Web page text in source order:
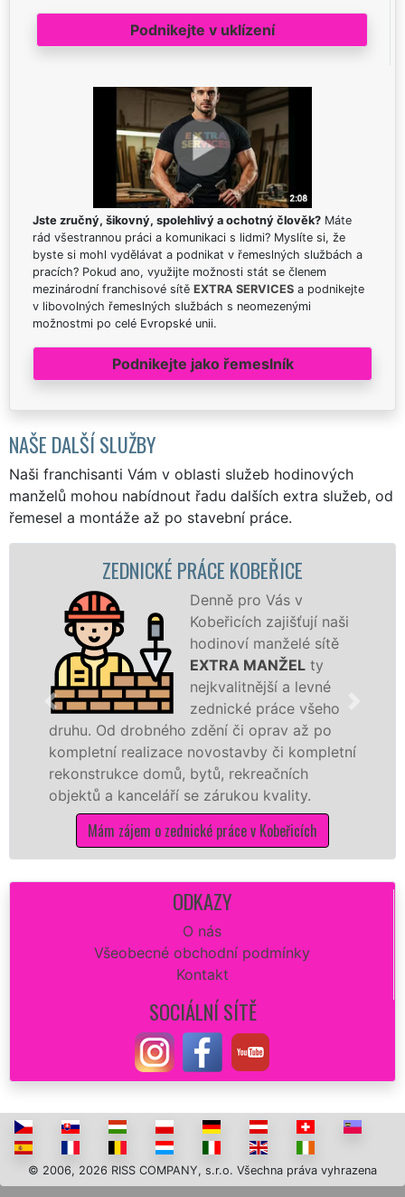
Podnikejte v uklízení
Jste zručný, šikovný, spolehlivý a ochotný člověk? Máte
rád všestrannou práci a komunikaci s lidmi? Myslíte si, že
byste si mohl vydělávat a podnikat v řemeslných službách a
pracích? Pokud ano, využijte možnosti stát se členem
mezinárodní franchisové sítě EXTRA SERVICES a podnikejte
v libovolných řemeslných službách s neomezenými
možnostmi po celé Evropské unii.
Podnikejte jako řemeslník
NAŠE DALŠÍ SLUŽBY
Naši franchisanti Vám v oblasti služeb hodinových
manželů mohou nabídnout řadu dalších extra služeb, od
řemesel a montáže až po stavební práce.
ZEDNICKÉ PRÁCE KOBEŘICE
Denně pro Vás v
Kobeřicích zajišťují naši
hodinoví manželé sítě
EXTRA MANŽELty
nejkvalitnější a levné
zednické práce všeho
Od drobného zdění či oprav až po
realizace novostavby či kompletní
domů, bytů, rekreačních
a kanceláří se zárukou kvality.
zájem o zednické práce v Kobeřicích
ODKAZY
O nás
Všeobecné obchodní podmínky
Kontakt
SOCIÁLNÍ SÍTĚ
© 2006, 2026 RISS COMPANY, s.r.o. Všechna práva vyhrazena